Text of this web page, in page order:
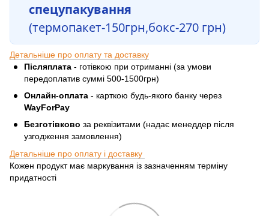
спецупакування
(термопакет-150грн,бокс-270 грн)
Детальніше про оплату та доставку
Післяплата - готівкою при отриманні (за умови
передоплатив суммі 500-1500грн)
Онлайн-оплата - карткою будь-якого банку через
WayForPay
Безготівково за реквізитами (надає менеддер після
узгодження замовлення)
Детальніше про оплату і доставку
Кожен продукт має маркування із зазначенням терміну
придатності